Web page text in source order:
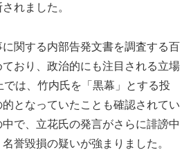
れました。
関する内部告発文書を調査する百
おり、政治的にも注目される立場
は、竹内氏を「黒幕」とする投
となっていたことも確認されてい
で、立花氏の発言がさらに誹謗中
誉毀損の疑いが強まりました。